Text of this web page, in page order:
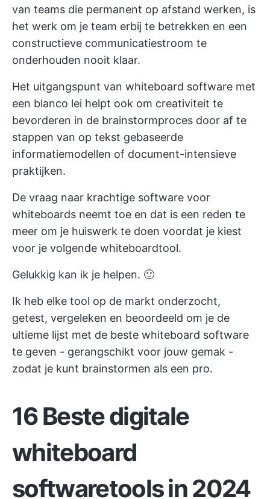
van teams die permanent op afstand werken, is
het werk om je team erbij te betrekken en een
constructieve communicatiestroom te
onderhouden nooit klaar.
Het uitgangspunt van whiteboard software met
een blanco lei helpt ook om creativiteit te
bevorderen in de brainstormproces door af te
stappen van op tekst gebaseerde
informatiemodellen of document-intensieve
praktijken.
De vraag naar krachtige software voor
whiteboards neemt toe en dat is een reden te
meer om je huiswerk te doen voordat je kiest
voor je volgende whiteboardtool.
Gelukkig kan ik je helpen. 🙂
Ik heb elke tool op de markt onderzocht,
getest, vergeleken en beoordeeld om je de
ultieme lijst met de beste whiteboard software
te geven - gerangschikt voor jouw gemak -
zodat je kunt brainstormen als een pro.
16 Beste digitale
whiteboard
softwaretools in 2024